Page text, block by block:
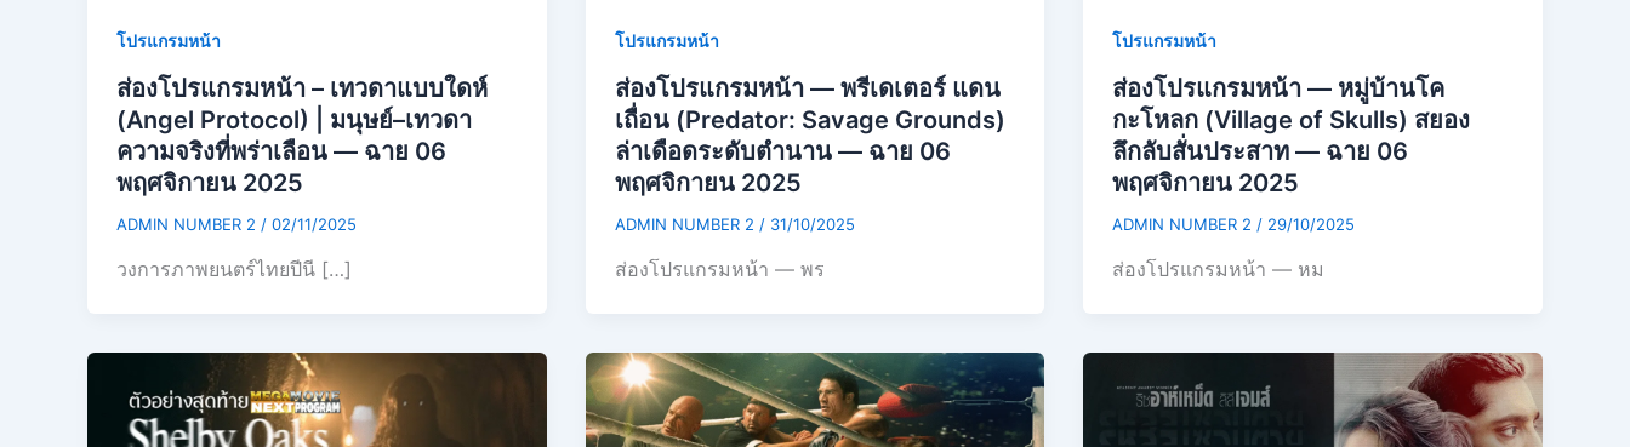
โปรแกรมหน้า
ส่องโปรแกรมหน้า – เทวดาแบบใดห์
(Angel Protocol) | มนุษย์–เทวดา
ความจริงที่พร่าเลือน — ฉาย 06
พฤศจิกายน 2025
ADMIN NUMBER 2 / 02/11/2025
วงการภาพยนตร์ไทยปีนี […]
โปรแกรมหน้า
ส่องโปรแกรมหน้า — พรีเดเตอร์ แดน
เถื่อน (Predator: Savage Grounds)
ล่าเดือดระดับตำนาน — ฉาย 06
พฤศจิกายน 2025
ADMIN NUMBER 2 / 31/10/2025
ส่องโปรแกรมหน้า — พร
โปรแกรมหน้า
ส่องโปรแกรมหน้า — หมู่บ้านโค
กะโหลก (Village of Skulls) สยอง
ลึกลับสั่นประสาท — ฉาย 06
พฤศจิกายน 2025
ADMIN NUMBER 2 / 29/10/2025
ส่องโปรแกรมหน้า — หม